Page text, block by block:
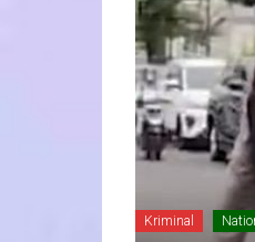
Kriminal